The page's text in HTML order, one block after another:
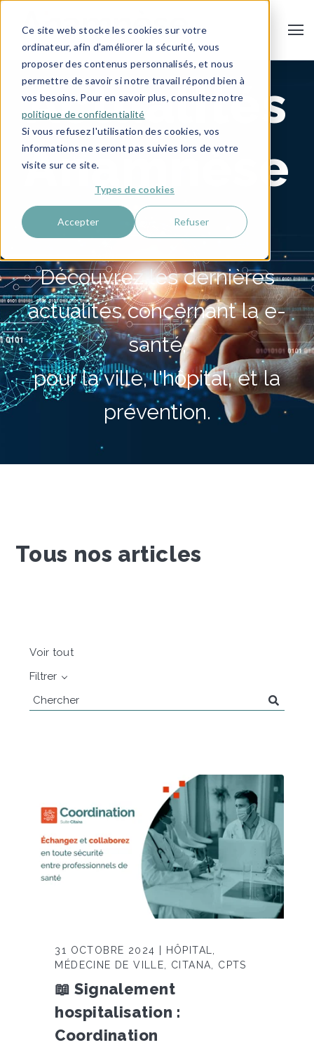
Ce site web stocke les cookies sur votre
ordinateur, afin d'améliorer la sécurité, vous
proposer des contenus personnalisés, et nous
permettre de savoir si notre travail répond bien à
vos besoins. Pour en savoir plus, consultez notre
politique de confidentialité
Si vous refusez l'utilisation des cookies, vos
informations ne seront pas suivies lors de votre
visite sur ce site.
Types de cookies
Accepter Refuser
Actualités
Anamnèse
Découvrez les dernières
actualités concernant la e-
santé,
pour la ville, l'hôpital, et la
prévention.
Tous nos articles
Voir tout
Filtrer
Recherche
31 OCTOBRE 2024 | HÔPITAL,
MÉDECINE DE VILLE, CITANA, CPTS
📖 Signalement
hospitalisation :
Coordination